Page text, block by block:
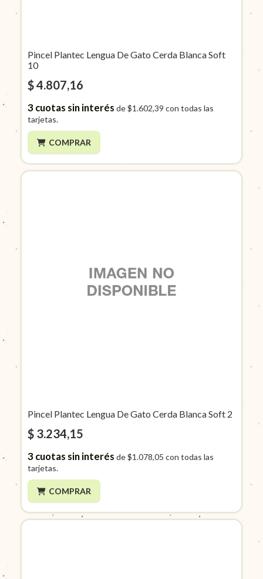
Pincel Plantec Lengua De Gato Cerda Blanca Soft
10
$ 4.807,16
3cuotas sin interés de$1.602,39 con todas las
tarjetas.
COMPRAR
Pincel Plantec Lengua De Gato Cerda Blanca Soft 2
$ 3.234,15
3cuotas sin interés de$1.078,05 con todas las
tarjetas.
COMPRAR